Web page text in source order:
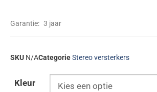
Garantie: 3 jaar
SKU N/ACategorieStereo versterkers
Kleur